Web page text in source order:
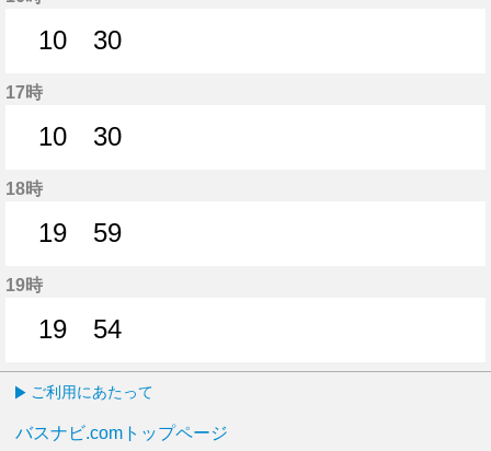
10
30
17時
10
30
18時
19
59
19時
19
54
ご利用にあたって
バスナビ.comトップページ